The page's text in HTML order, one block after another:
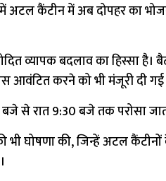
में अटल कैंटीन में अब दोपहर का
व्यापक बदलाव का हिस्सा है।
आवंटित करने को भी मंजूरी दी
से रात 9:30 बजे तक परोसा
भी घोषणा की, जिन्हें अटल